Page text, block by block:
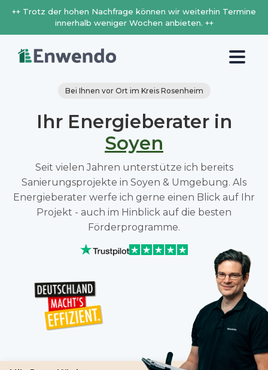
++ Trotz der hohen Nachfrage können wir weiterhin Termine
innerhalb weniger Wochen anbieten. ++
Bei Ihnen vor Ort im Kreis Rosenheim
Ihr Energieberater in
Soyen
Seit vielen Jahren unterstütze ich bereits
Sanierungsprojekte in Soyen & Umgebung. Als
Energieberater werfe ich gerne einen Blick auf Ihr
Projekt - auch im Hinblick auf die besten
Förderprogramme.